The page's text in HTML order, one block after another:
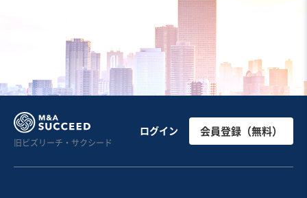
旧ビズリーチ・サクシード
ログイン 会員登録（無料）